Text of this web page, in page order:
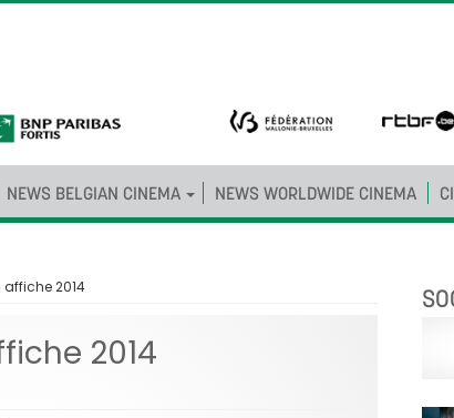
NEWS BELGIAN CINEMA NEWS WORLDWIDE CINEMA
affiche 2014
2014